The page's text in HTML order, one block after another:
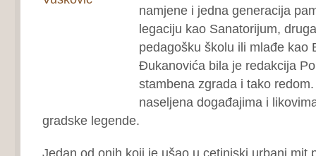
namjene i jedna generacija
legaciju kao Sanatorijum,
pedagošku školu ili mlađe kao
Đukanovića bila je redakcija
stambena zgrada i tako
naseljena događajima i
gradske legende.
Jedan od onih koji je ušao u cetinjski urbani mit